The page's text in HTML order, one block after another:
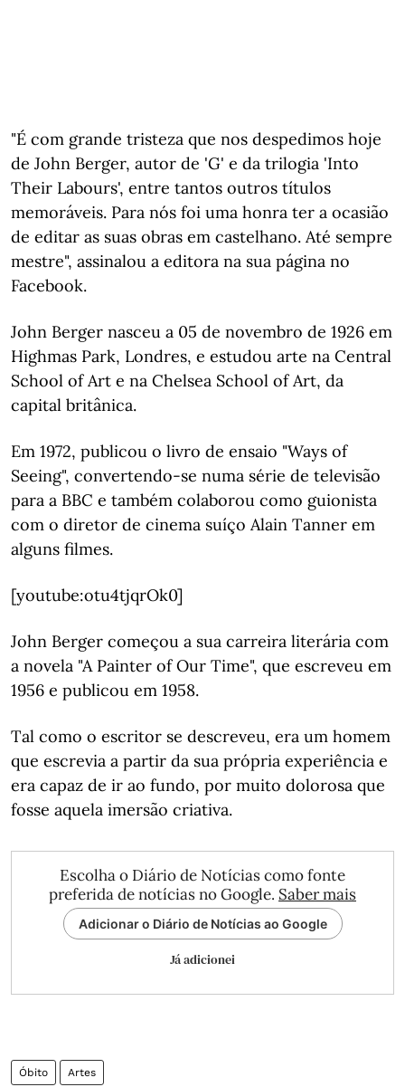
"É com grande tristeza que nos despedimos hoje
de John Berger, autor de 'G' e da trilogia 'Into
Their Labours', entre tantos outros títulos
memoráveis. Para nós foi uma honra ter a ocasião
de editar as suas obras em castelhano. Até sempre
mestre", assinalou a editora na sua página no
Facebook.
John Berger nasceu a 05 de novembro de 1926 em
Highmas Park, Londres, e estudou arte na Central
School of Art e na Chelsea School of Art, da
capital britânica.
Em 1972, publicou o livro de ensaio "Ways of
Seeing", convertendo-se numa série de televisão
para a BBC e também colaborou como guionista
com o diretor de cinema suíço Alain Tanner em
alguns filmes.
[youtube:otu4tjqrOk0]
John Berger começou a sua carreira literária com
a novela "A Painter of Our Time", que escreveu em
1956 e publicou em 1958.
Tal como o escritor se descreveu, era um homem
que escrevia a partir da sua própria experiência e
era capaz de ir ao fundo, por muito dolorosa que
fosse aquela imersão criativa.
Escolha o Diário de Notícias como fonte
preferida de notícias no Google. Saber mais
Adicionar o Diário de Notícias ao Google
Já adicionei
Óbito Artes